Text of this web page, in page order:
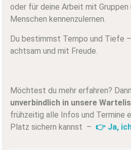
oder für deine Arbeit mit Gruppen
Menschen kennenzulernen.
Du bestimmst Tempo und Tiefe
achtsam und mit Freude.
Möchtest du mehr erfahren?
unverbindlich in unsere
frühzeitig alle Infos und Termine
Platz sichern kannst – 👉 Ja,